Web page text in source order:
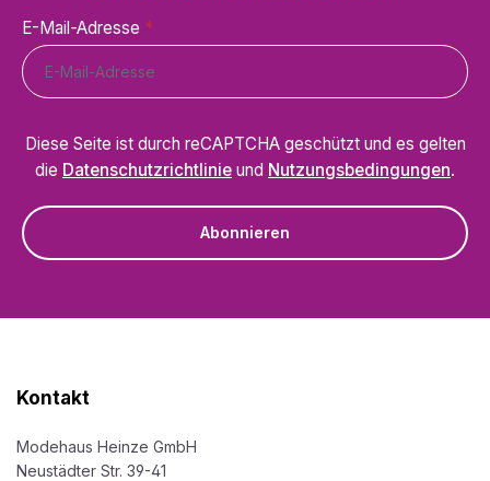
E-Mail-Adresse *
Diese Seite ist durch reCAPTCHA geschützt und es gelten
die Datenschutzrichtlinie und Nutzungsbedingungen.
Abonnieren
Kontakt
Modehaus Heinze GmbH
Neustädter Str. 39-41